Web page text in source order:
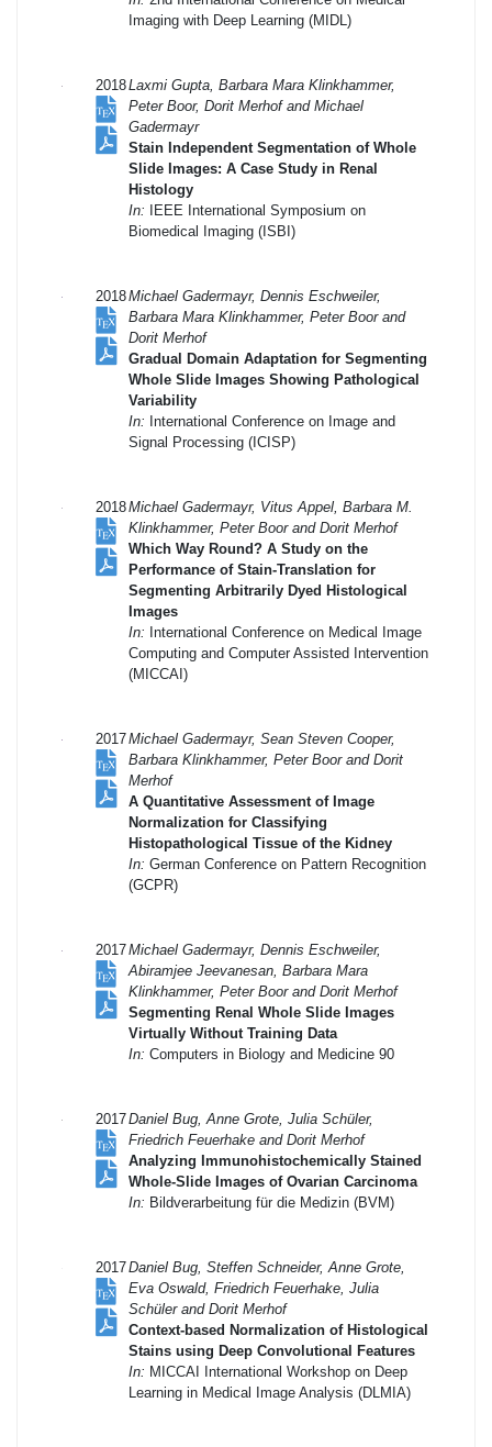
Imaging with Deep Learning (MIDL)
2018Laxmi Gupta, Barbara Mara Klinkhammer,
Peter Boor, Dorit Merhof and Michael
Gadermayr
Stain Independent Segmentation of Whole
Slide Images: A Case Study in Renal
Histology
In: IEEE International Symposium on
Biomedical Imaging (ISBI)
2018Michael Gadermayr, Dennis Eschweiler,
Barbara Mara Klinkhammer, Peter Boor and
Dorit Merhof
Gradual Domain Adaptation for Segmenting
Whole Slide Images Showing Pathological
Variability
In: International Conference on Image and
Signal Processing (ICISP)
2018Michael Gadermayr, Vitus Appel, Barbara M.
Klinkhammer, Peter Boor and Dorit Merhof
Which Way Round? A Study on the
Performance of Stain-Translation for
Segmenting Arbitrarily Dyed Histological
Images
In: International Conference on Medical Image
Computing and Computer Assisted Intervention
(MICCAI)
2017Michael Gadermayr, Sean Steven Cooper,
Barbara Klinkhammer, Peter Boor and Dorit
Merhof
A Quantitative Assessment of Image
Normalization for Classifying
Histopathological Tissue of the Kidney
In: German Conference on Pattern Recognition
(GCPR)
2017Michael Gadermayr, Dennis Eschweiler,
Abiramjee Jeevanesan, Barbara Mara
Klinkhammer, Peter Boor and Dorit Merhof
Segmenting Renal Whole Slide Images
Virtually Without Training Data
In: Computers in Biology and Medicine 90
2017Daniel Bug, Anne Grote, Julia Schüler,
Friedrich Feuerhake and Dorit Merhof
Analyzing Immunohistochemically Stained
Whole-Slide Images of Ovarian Carcinoma
In: Bildverarbeitung für die Medizin (BVM)
2017Daniel Bug, Steffen Schneider, Anne Grote,
Eva Oswald, Friedrich Feuerhake, Julia
Schüler and Dorit Merhof
Context-based Normalization of Histological
Stains using Deep Convolutional Features
In: MICCAI International Workshop on Deep
Learning in Medical Image Analysis (DLMIA)